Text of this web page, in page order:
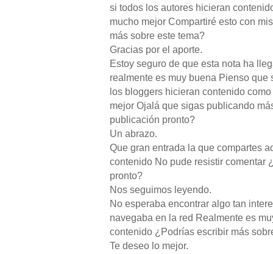
si todos los autores hicieran
mucho mejor Compartiré esto con
más sobre este tema?
Gracias por el aporte.
Estoy seguro de que esta nota ha
realmente es muy buena Pienso que
los bloggers hicieran contenido
mejor Ojalá que sigas publicando
publicación pronto?
Un abrazo.
Que gran entrada la que compartes
contenido No pude resistir comentar
pronto?
Nos seguimos leyendo.
No esperaba encontrar algo tan
navegaba en la red Realmente es
contenido ¿Podrías escribir más
Te deseo lo mejor.